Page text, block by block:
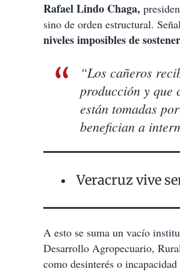
Rafael Lindo Chaga,
sino de orden estructural.
niveles imposibles de
“Los cañeros
producción y que
están tomadas
benefician a
Veracruz vive
A esto se suma un vacío
Desarrollo Agropecuario,
como desinterés o